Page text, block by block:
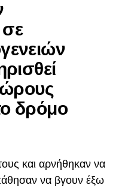
σε
δρόμο
και αρνήθηκαν να
να βγουν έξω